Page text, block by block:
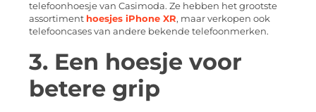
telefoonhoesje van Casimoda. Ze hebben het grootste
assortiment hoesjes iPhone XR, maar verkopen ook
telefooncases van andere bekende telefoonmerken.
3. Een hoesje voor
betere grip